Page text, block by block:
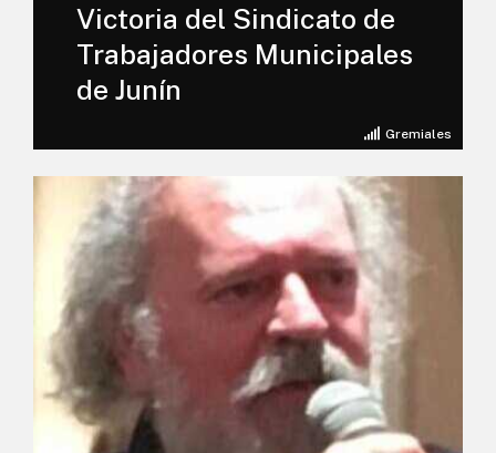
Gremiales
Victoria del Sindicato de
Trabajadores Municipales
de Junín